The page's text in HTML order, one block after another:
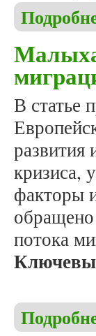
В статье
развития
кризиса,
факторы
потока